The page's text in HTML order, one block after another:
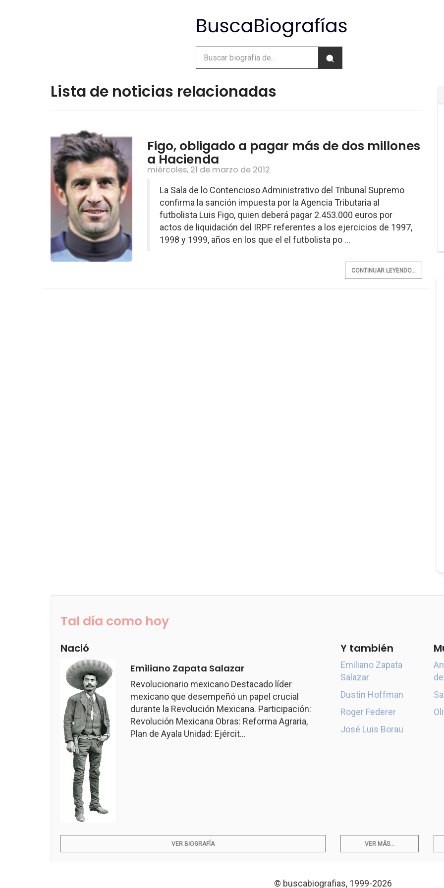
Lista de noticias relacionadas
Figo, obligado a pagar más de dos millones
a Hacienda
miércoles, 21 de marzo de 2012
La Sala de lo Contencioso Administrativo del Tribunal Supremo
confirma la sanción impuesta por la Agencia Tributaria al
futbolista Luis Figo, quien deberá pagar 2.453.000 euros por
actos de liquidación del IRPF referentes a los ejercicios de 1997,
1998 y 1999, años en los que el el futbolista po ...
CONTINUAR LEYENDO...
Tal día como hoy
Nació
Emiliano Zapata Salazar
Revolucionario mexicano Destacado líder
mexicano que desempeñó un papel crucial
durante la Revolución Mexicana. Participación:
Revolución Mexicana Obras: Reforma Agraria,
Plan de Ayala Unidad: Ejércit...
Y también
Emiliano Zapata
Salazar
Dustin Hoffman
Roger Federer
José Luis Borau
VER BIOGRAFÍA VER MÁS...
© buscabiografias, 1999-2026